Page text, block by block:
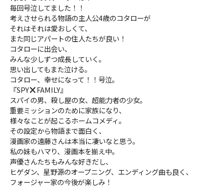
毎回号泣してました！！
考えさせられる物語の主人公4歳のコタローが
それはそれは愛おしくて、
また同じアパートの住人たちが良い！
コタローに出会い、
みんな少しずつ成長していく。
思い出してもまた泣ける。
コタロー、幸せになって！！号泣。
『SPY
FAMILY』
スパイの男、殺し屋の女、超能力者の少女。
重要ミッションのために家族になり、
様々なことが起こるホームコメディ。
その設定から物語まで面白く、
漫画家の遠藤さんは本当に凄いなと思う。
私の妹もハマり、漫画本を揃え中。
声優さんたちもみんな好きだし、
ヒゲダン、星野源のオープニング、エンディング曲も良く、
フォージャー家の今後が楽しみ！